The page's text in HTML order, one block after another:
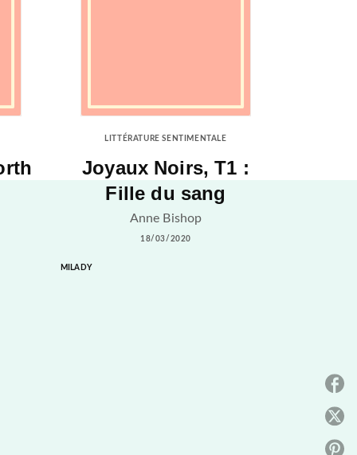
LITTÉRATURE SENTIMENTALE
Joyaux Noirs, T1 :
Fille du sang
Anne Bishop
18/03/2020
MILADY